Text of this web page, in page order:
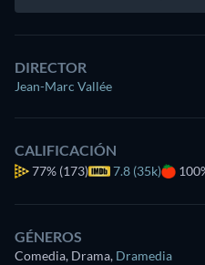
DIRECTOR
Jean-Marc Vallée
CALIFICACIÓN
77% (173) 7.8 (35k)
GÉNEROS
Comedia, Drama, Dramedia